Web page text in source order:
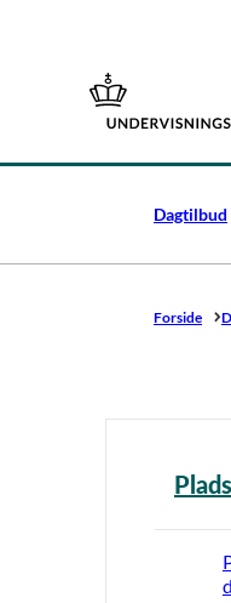
Gå til forsiden
Dagtilbud
Forside